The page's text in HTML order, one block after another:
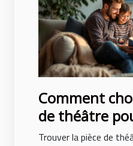
Comment
de théâtre
réussie ?
Trouver la pièce de